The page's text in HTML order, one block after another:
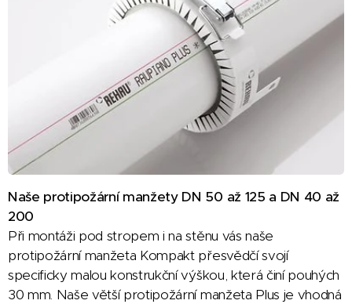
Naše protipožární manžety DN 50 až 125 a DN 40 až
200
Při montáži pod stropem i na stěnu vás naše
protipožární manžeta Kompakt přesvědčí svojí
specificky malou konstrukční výškou, která činí pouhých
30 mm. Naše větší protipožární manžeta Plus je vhodná